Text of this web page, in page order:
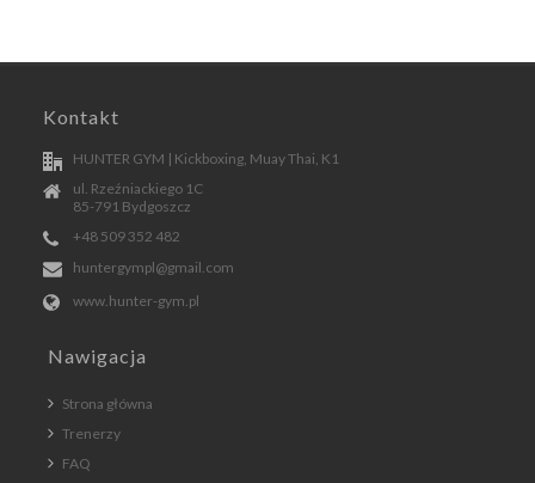
Kontakt
HUNTER GYM | Kickboxing, Muay Thai, K1
ul. Rzeźniackiego 1C
85-791 Bydgoszcz
+48 509 352 482
huntergympl@gmail.com
www.hunter-gym.pl
Nawigacja
Strona główna
Trenerzy
FAQ